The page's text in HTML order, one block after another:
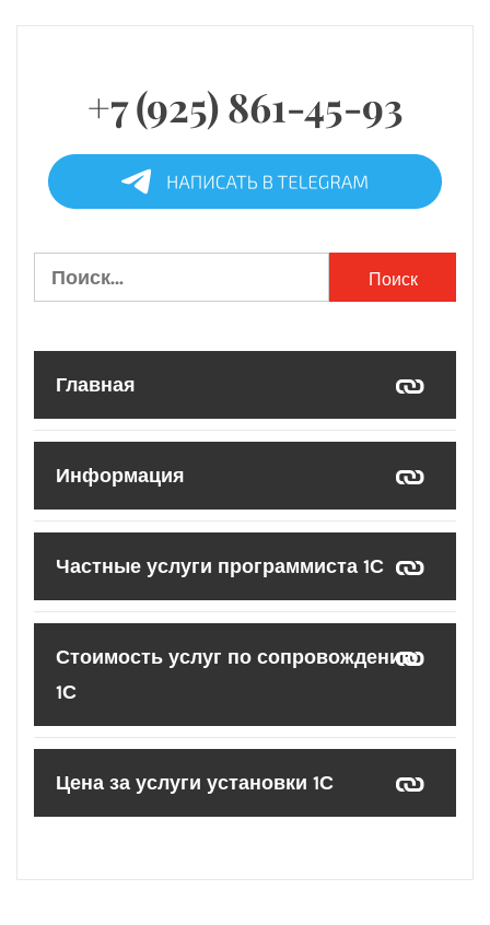
+7 (925) 861-45-93
Найти:
Главная
Информация
Частные услуги программиста 1С
Стоимость услуг по сопровождению
1С
Цена за услуги установки 1С